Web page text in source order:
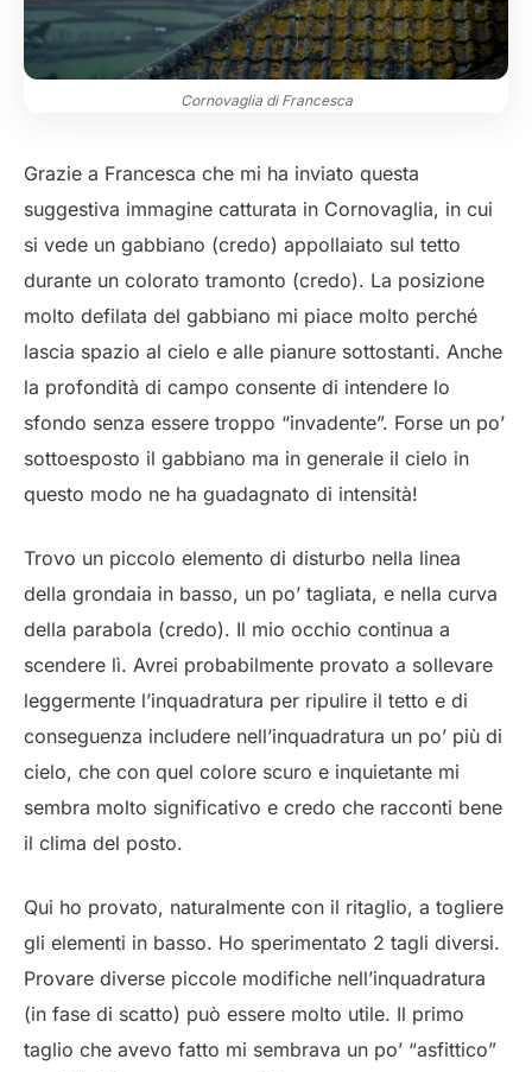
Cornovaglia di Francesca
Grazie a Francesca che mi ha inviato questa
suggestiva immagine catturata in Cornovaglia, in cui
si vede un gabbiano (credo) appollaiato sul tetto
durante un colorato tramonto (credo). La posizione
molto defilata del gabbiano mi piace molto perché
lascia spazio al cielo e alle pianure sottostanti. Anche
la profondità di campo consente di intendere lo
sfondo senza essere troppo “invadente”. Forse un po’
sottoesposto il gabbiano ma in generale il cielo in
questo modo ne ha guadagnato di intensità!
Trovo un piccolo elemento di disturbo nella linea
della grondaia in basso, un po’ tagliata, e nella curva
della parabola (credo). Il mio occhio continua a
scendere lì. Avrei probabilmente provato a sollevare
leggermente l’inquadratura per ripulire il tetto e di
conseguenza includere nell’inquadratura un po’ più di
cielo, che con quel colore scuro e inquietante mi
sembra molto significativo e credo che racconti bene
il clima del posto.
Qui ho provato, naturalmente con il ritaglio, a togliere
gli elementi in basso. Ho sperimentato 2 tagli diversi.
Provare diverse piccole modifiche nell’inquadratura
(in fase di scatto) può essere molto utile. Il primo
taglio che avevo fatto mi sembrava un po’ “asfittico”